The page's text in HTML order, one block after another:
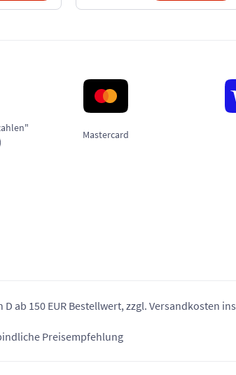
Mastercard
ab 150 EUR Bestellwert, zzgl. Versandkosten ins
Preisempfehlung